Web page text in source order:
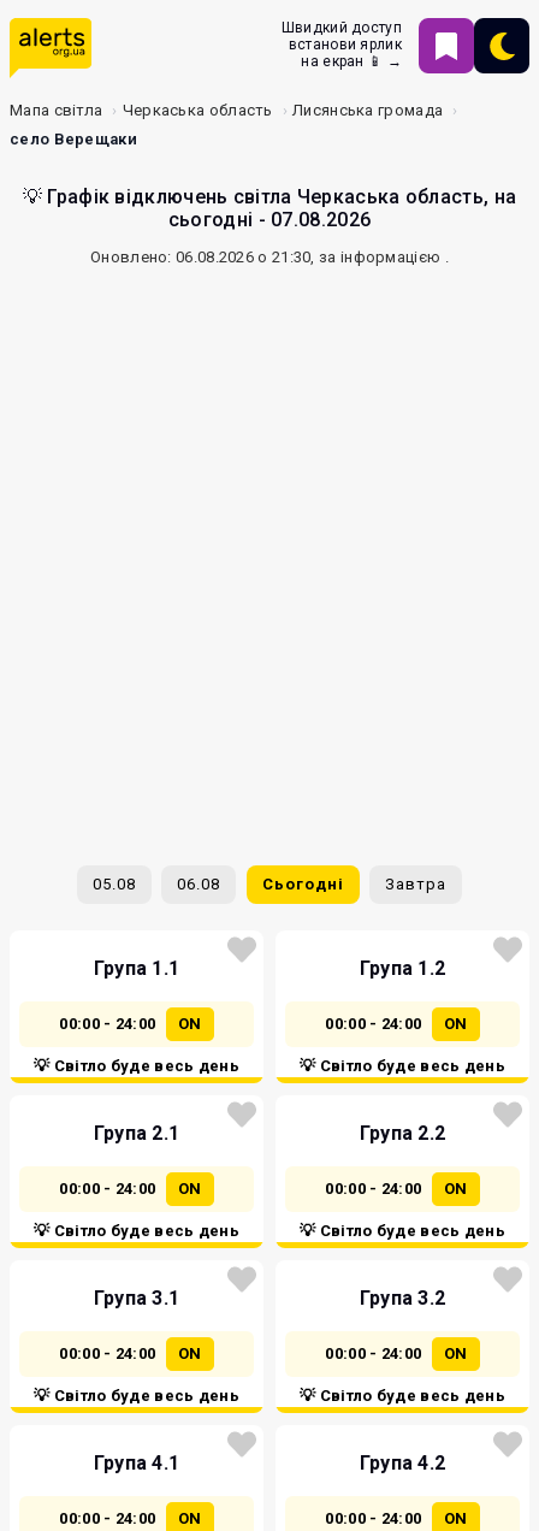
Швидкий доступ
встанови ярлик
на екран 📱 →
Мапа світла Черкаська область
Лисянська громада
село Верещаки
💡 Графік відключень світла Черкаська область, на
сьогодні - 07.08.2026
Оновлено: 06.08.2026 о 21:30, за інформацією .
05.08 06.08 Сьогодні Завтра
Група 1.1
00:00 - 24:00 ON
💡 Світло буде весь день
Група 1.2
00:00 - 24:00 ON
💡 Світло буде весь день
Група 2.1
00:00 - 24:00 ON
💡 Світло буде весь день
Група 2.2
00:00 - 24:00 ON
💡 Світло буде весь день
Група 3.1
00:00 - 24:00 ON
💡 Світло буде весь день
Група 3.2
00:00 - 24:00 ON
💡 Світло буде весь день
Група 4.1
00:00 - 24:00 ON
Група 4.2
00:00 - 24:00 ON